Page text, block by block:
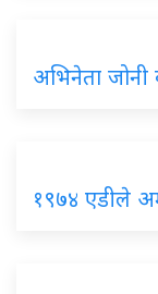
अभिनेता जोनी
१९७४ एडीले